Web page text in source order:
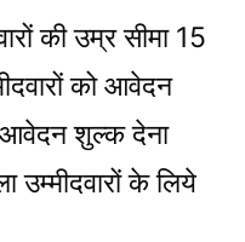
की उम्र सीमा 15
को आवेदन
शुल्‍क देना
उम्‍मीदवारों के लिये